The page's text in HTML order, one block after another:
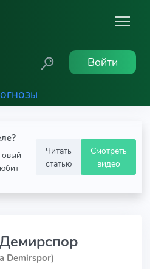
Войти
Читать
статью
Смотреть
видео
Demirspor)